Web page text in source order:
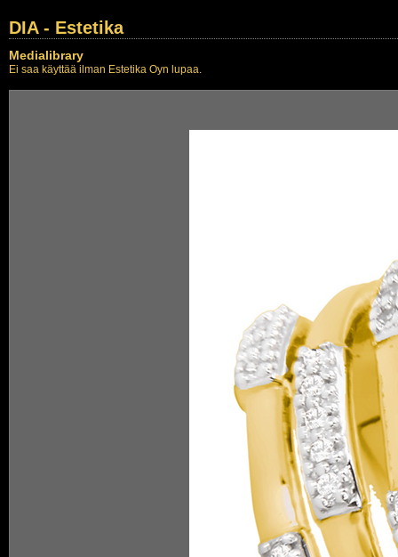
DIA - Estetika
Medialibrary
Ei saa käyttää ilman Estetika Oyn lupaa.